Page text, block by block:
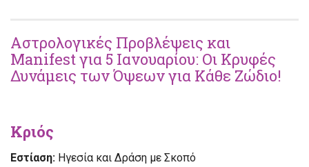
Αστρολογικές Προβλέψεις και
Manifest για 5 Ιανουαρίου: Οι Κρυφές
Δυνάμεις των Όψεων για Κάθε Ζώδιο!
Κριός
Εστίαση: Ηγεσία και Δράση με Σκοπό